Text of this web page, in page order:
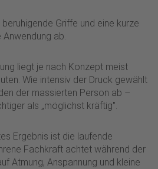
Griffe und eine kurze
Anwendung ab.
liegt je nach Konzept meist
Wie intensiv der Druck gewählt
der massierten Person ab –
als „möglichst kräftig".
Ergebnis ist die laufende
Fachkraft achtet während der
Atmung, Anspannung und kleine